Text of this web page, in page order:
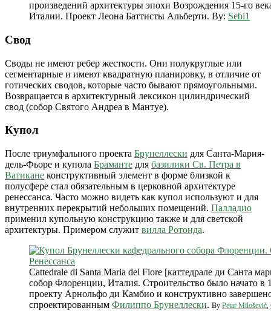
произведений архитектуры эпохи Возрождения 15-го
Италии. Проект Леона Баттисты Альберти. By: Sebi1
Свод
Своды не имеют ребер жесткости. Они полукруглые или
сегментарные и имеют квадратную планировку, в отличие от
готических сводов, которые часто бывают прямоугольными.
Возвращается в архитектурный лексикон цилиндрический
свод (собор Святого Андреа в Мантуе).
Купол
После триумфального проекта Брунеллески для Санта-Мария-
дель-Фьоре и купола Браманте для базилики Св. Петра в
Ватикане конструктивный элемент в форме близкой к
полусфере стал обязательным в церковной архитектуре
ренессанса. Часто можно видеть как купол используют и для
внутренних перекрытий небольших помещений. Палладио
применил купольную конструкцию также и для светской
архитектуры. Примером служит вилла Ротонда.
Cattedrale di Santa Maria del Fiore [каттедрале ди Санта
собор Флоренции, Италия. Строительство было начато в
проекту Арнольфо ди Камбио и конструктивно
спроектированным Филиппо Брунеллески. By Petar Milošević,